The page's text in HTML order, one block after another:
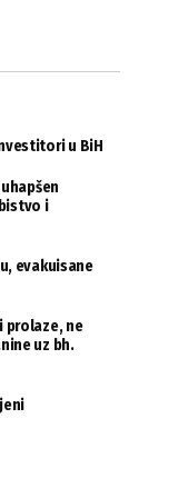
u BiH
i
evakuisane
prolaze, ne
uz bh.